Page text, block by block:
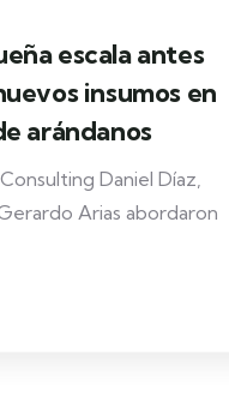
escala antes
insumos en
arándanos
Daniel Díaz,
Arias abordaron